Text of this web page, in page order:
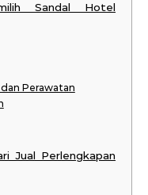
Sandal Hotel
Perawatan
Jual Perlengkapan